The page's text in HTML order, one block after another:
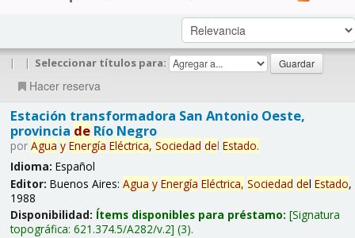
| | Seleccionar títulos para:
Hacer reserva
Estación transformadora San Antonio Oeste,
provincia deRío Negro
por Agua y Energía Eléctrica, Sociedad del Estado.
Idioma: Español
Editor: Buenos Aires: Agua y Energía Eléctrica, Sociedad del Estado,
1988
Disponibilidad: Ítems disponibles para préstamo: Signatura
topográfica: 621.374.5/A282/v.2 (3).